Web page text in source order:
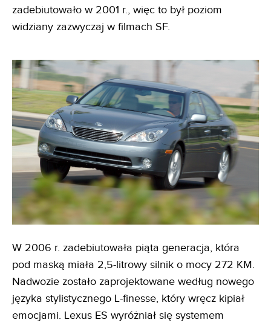
zadebiutowało w 2001 r., więc to był poziom
widziany zazwyczaj w filmach SF.
W 2006 r. zadebiutowała piąta generacja, która
pod maską miała 2,5-litrowy silnik o mocy 272 KM.
Nadwozie zostało zaprojektowane według nowego
języka stylistycznego L-finesse, który wręcz kipiał
emocjami. Lexus ES wyróżniał się systemem